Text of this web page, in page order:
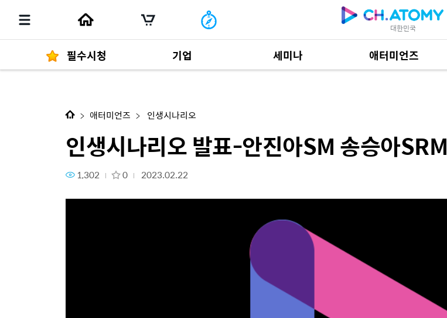
대한민국
필수시청 기업
경영자 메세지
세미나 애터미언즈
인생시나리오 발표-안진아SM 송승아SRM
다음 콘텐츠
애터미언즈 인생시나리오
인생시나리오 발표-안진아SM 송승아SRM
1,302 0 2023.02.22